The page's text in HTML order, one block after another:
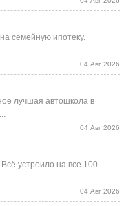
семейную ипотеку.
04 Авг 2026
лучшая автошкола в
04 Авг 2026
устроило на все 100.
04 Авг 2026